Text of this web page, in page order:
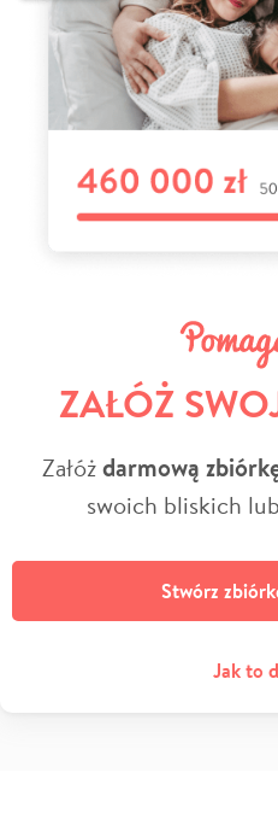
ZAŁÓŻ
Załóżdarmową
swoich bliskich
Stwórz
Jak to